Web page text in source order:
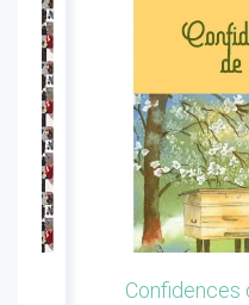
Confidences